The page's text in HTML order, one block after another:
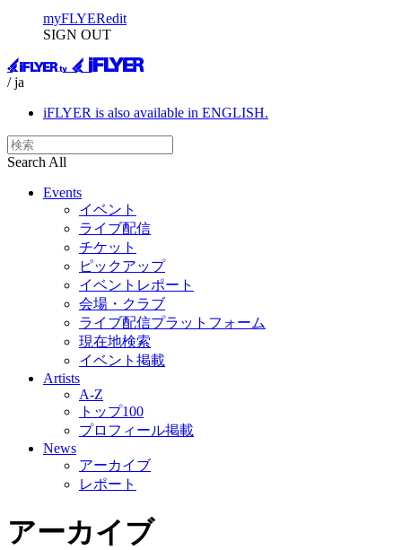
myFLYERedit
SIGN OUT
/ ja
iFLYER is also available in ENGLISH.
Search All
Events
イベント
ライブ配信
チケット
ピックアップ
イベントレポート
会場・クラブ
ライブ配信プラットフォーム
現在地検索
イベント掲載
Artists
A-Z
トップ100
プロフィール掲載
News
アーカイブ
レポート
アーカイブ